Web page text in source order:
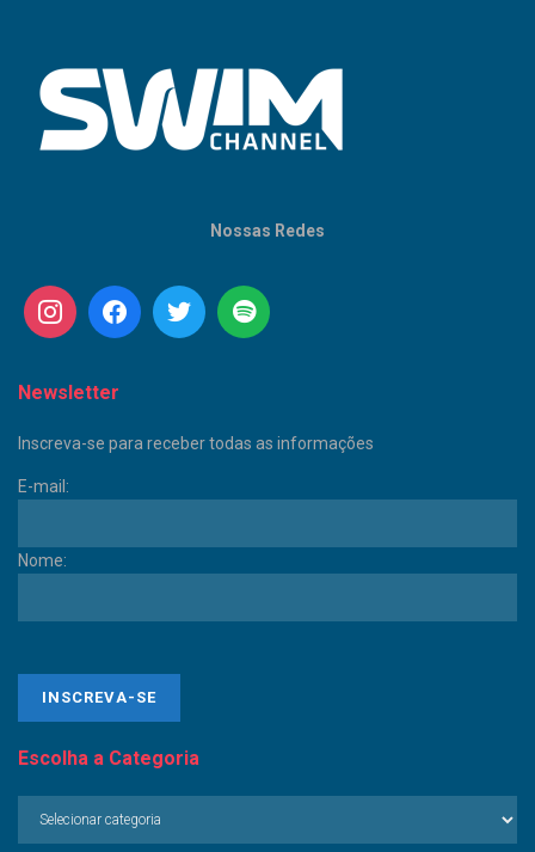
Nossas Redes
Newsletter
Inscreva-se para receber todas as informações
E-mail:
Nome:
Escolha a Categoria